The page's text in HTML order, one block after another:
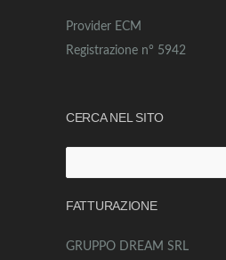
Provider ECM
Registrazione n° 5942
CERCA NEL SITO
per:
FATTURAZIONE
GRUPPO DREAM SRL